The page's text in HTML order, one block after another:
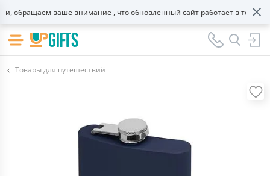
обращаем ваше внимание , что обновленный сайт работает в тестовом
Товары для путешествий